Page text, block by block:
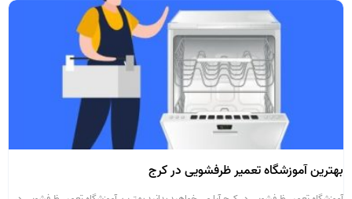
بهترین آموزشگاه تعمیر ظرفشویی در کرج